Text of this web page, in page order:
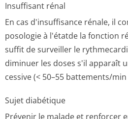
Insuffisant rénal
En cas d'insuffisance rénale, il
posologie à l'étatde la fonction
suffit de surveiller le
diminuer les doses s'il apparaît
cessive (< 50–55 battements/
Sujet diabétique
Prévenir le malade et renforcer